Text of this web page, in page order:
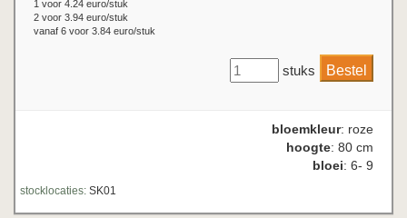
1 voor 4.24 euro/stuk
2 voor 3.94 euro/stuk
vanaf 6 voor 3.84 euro/stuk
stuks
bloemkleur: roze
hoogte: 80 cm
bloei: 6- 9
stocklocaties: SK01